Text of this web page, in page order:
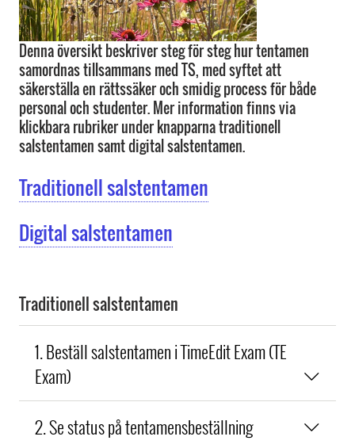
Denna översikt beskriver steg för steg hur tentamen
samordnas tillsammans med TS, med syftet att
säkerställa en rättssäker och smidig process för både
personal och studenter. Mer information finns via
klickbara rubriker under knapparna traditionell
salstentamen samt digital salstentamen.
Traditionell salstentamen
Digital salstentamen
Traditionell salstentamen
1. Beställ salstentamen i TimeEdit Exam (TE
Exam)
2. Se status på tentamensbeställning